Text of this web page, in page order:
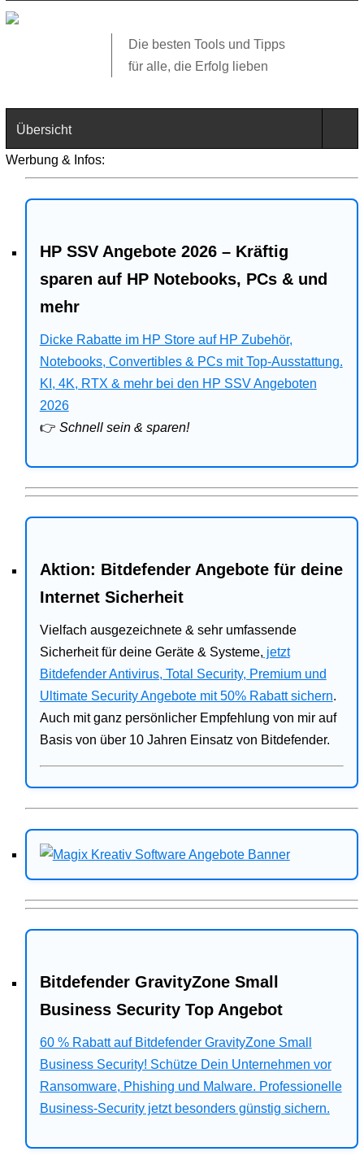
Die besten Tools und Tipps
für alle, die Erfolg lieben
Übersicht
Web
Business
Angebote
Bitdefender
Ratgeber
Werbung & Infos:
HP SSV Angebote 2026 – Kräftig
sparen auf HP Notebooks, PCs & und
mehr
Dicke Rabatte im HP Store auf HP Zubehör,
Notebooks, Convertibles & PCs mit Top-Ausstattung.
KI, 4K, RTX & mehr bei den HP SSV Angeboten
2026
👉 Schnell sein & sparen!
Aktion: Bitdefender Angebote für deine
Internet Sicherheit
Vielfach ausgezeichnete & sehr umfassende
Sicherheit für deine Geräte & Systeme, jetzt
Bitdefender Antivirus, Total Security, Premium und
Ultimate Security Angebote mit 50% Rabatt sichern.
Auch mit ganz persönlicher Empfehlung von mir auf
Basis von über 10 Jahren Einsatz von Bitdefender.
Bitdefender GravityZone Small
Business Security Top Angebot
60 % Rabatt auf Bitdefender GravityZone Small
Business Security! Schütze Dein Unternehmen vor
Ransomware, Phishing und Malware. Professionelle
Business-Security jetzt besonders günstig sichern.